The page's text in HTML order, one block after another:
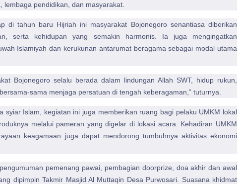
lembaga pendidikan, dan masyarakat.
di tahun baru Hijriah ini masyarakat Bojonegoro senantiasa diberikan
serta kehidupan yang semakin harmonis. Ia juga mengingatkan
Islamiyah dan kerukunan antarumat beragama sebagai modal utama
Bojonegoro selalu berada dalam lindungan Allah SWT, hidup rukun,
sama menjaga persatuan di tengah keberagaman,” tuturnya.
syiar Islam, kegiatan ini juga memberikan ruang bagi pelaku UMKM lokal
melalui pameran yang digelar di lokasi acara. Kehadiran UMKM
keagamaan juga dapat mendorong tumbuhnya aktivitas ekonomi
pemenang pawai, pembagian doorprize, doa akhir dan awal
dipimpin Takmir Masjid Al Muttaqin Desa Purwosari. Suasana khidmat